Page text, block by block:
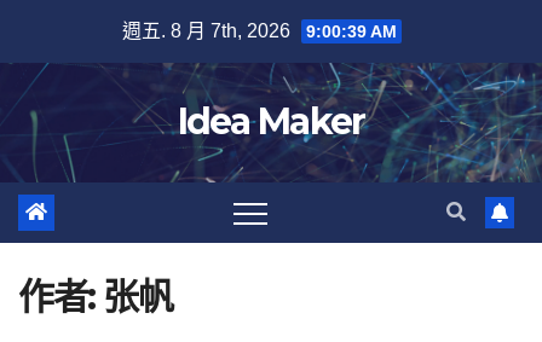
content
週五. 8 月 7th, 2026 9:00:40 AM
Idea Maker
作者: 张帆